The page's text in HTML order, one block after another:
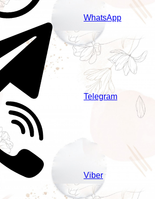
WhatsApp
Telegram
Viber